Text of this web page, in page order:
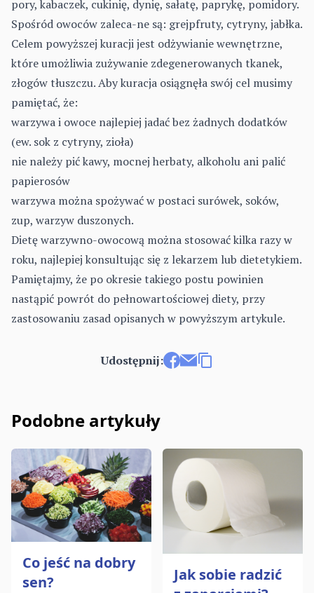
pory, kabaczek, cukinię, dynię, sałatę, paprykę, pomidory.
Spośród owoców zaleca-ne są: grejpfruty, cytryny, jabłka.
Celem powyższej kuracji jest odżywianie wewnętrzne,
które umożliwia zużywanie zdegenerowanych tkanek,
złogów tłuszczu. Aby kuracja osiągnęła swój cel musimy
pamiętać, że:
warzywa i owoce najlepiej jadać bez żadnych dodatków
(ew. sok z cytryny, zioła)
nie należy pić kawy, mocnej herbaty, alkoholu ani palić
papierosów
warzywa można spożywać w postaci surówek, soków,
zup, warzyw duszonych.
Dietę warzywno-owocową można stosować kilka razy w
roku, najlepiej konsultując się z lekarzem lub dietetykiem.
Pamiętajmy, że po okresie takiego postu powinien
nastąpić powrót do pełnowartościowej diety, przy
zastosowaniu zasad opisanych w powyższym artykule.
Udostępnij:
Podobne artykuły
Co jeść na dobry
sen?
Jak sobie radzić